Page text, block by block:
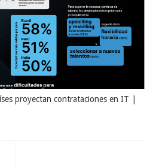
proyectan contrataciones en IT |